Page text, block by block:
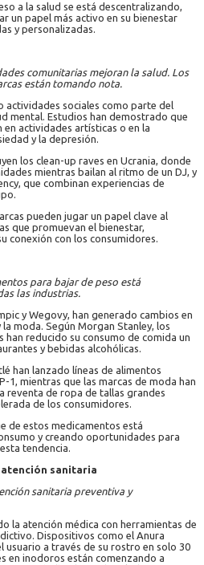
a la salud se está descentralizando,
un papel más activo en su bienestar
y personalizadas.
comunitarias mejoran la salud. Los
están tomando nota.
actividades sociales como parte del
mental. Estudios han demostrado que
actividades artísticas o en la
y la depresión.
los clean-up raves en Ucrania, donde
mientras bailan al ritmo de un DJ, y
que combinan experiencias de
pueden jugar un papel clave al
que promuevan el bienestar,
conexión con los consumidores.
para bajar de peso está
las industrias.
y Wegovy, han generado cambios en
moda. Según Morgan Stanley, los
han reducido su consumo de comida un
y bebidas alcohólicas.
han lanzado líneas de alimentos
1, mientras que las marcas de moda han
reventa de ropa de tallas grandes
de los consumidores.
de estos medicamentos está
y creando oportunidades para
tendencia.
atención sanitaria
sanitaria preventiva y
la atención médica con herramientas de
Dispositivos como el Anura
usuario a través de su rostro en solo 30
en inodoros están comenzando a